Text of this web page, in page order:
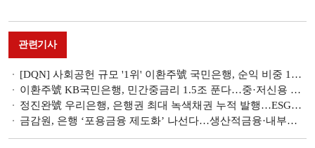
관련기사
[DQN] 사회공헌 규모 '1위' 이환주號 국민은행, 순익 비중 1등은 '우리' [2025 은행권 사회공헌 비교①]
이환주號 KB국민은행, 민간중금리 1.5조 푼다…중·저신용 여신 확대 [은행권 포용금융 강화 전략]
정진완號 우리은행, 은행권 최대 녹색채권 누적 발행…ESG금융 선도 강화 [은행은 지금]
금감원, 은행 ‘포용금융 제도화’ 나선다…생산적금융·내부통제도 손질